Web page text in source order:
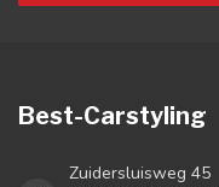
Best-Carstyling
Zuidersluisweg 45